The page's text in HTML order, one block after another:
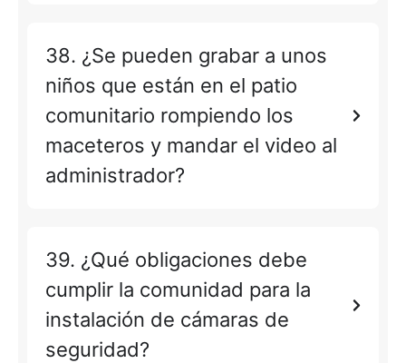
38. ¿Se pueden grabar a unos
niños que están en el patio
comunitario rompiendo los
maceteros y mandar el video al
administrador?
39. ¿Qué obligaciones debe
cumplir la comunidad para la
instalación de cámaras de
seguridad?